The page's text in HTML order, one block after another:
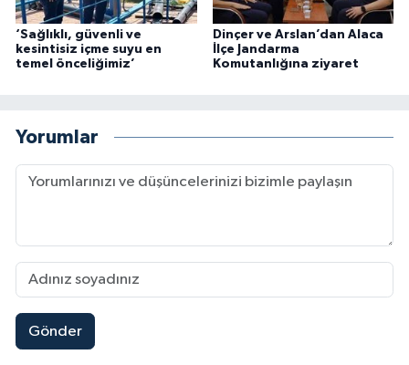
‘Sağlıklı, güvenli ve
kesintisiz içme suyu en
temel önceliğimiz’
Dinçer ve Arslan’dan Alaca
İlçe Jandarma
Komutanlığına ziyaret
Yorumlar
Gönder